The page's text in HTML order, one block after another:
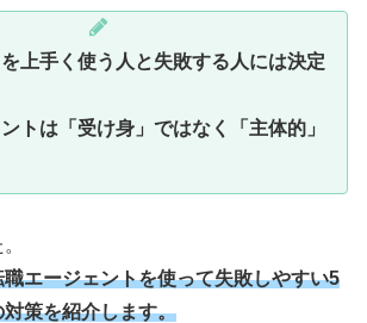
上手く使う人と失敗する人には決定
トは「受け身」ではなく「主体的」
職エージェントを使って失敗しやすい5
策を紹介します。